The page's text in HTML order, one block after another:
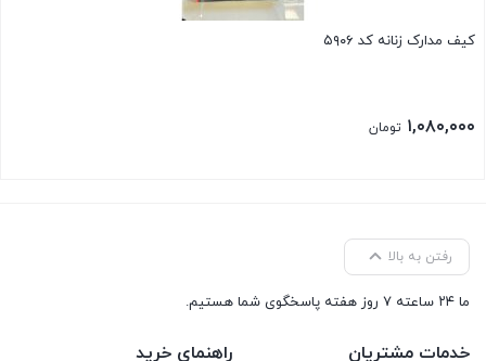
کیف مدارک زنانه کد ۵۹۰۶
۱,۰۸۰,۰۰۰ تومان
رفتن به بالا
ما ۲۴ ساعته ۷ روز هفته پاسخگوی شما هستیم.
خدمات مشتریان راهنمای خرید